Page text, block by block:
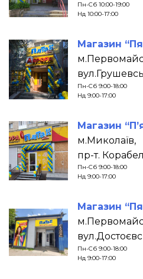
Пн-Сб 10:00-19:00
Нд 10:00-17:00
Магазин
Пн-Сб 9:00-18:00
Нд 9:00-17:00
Магазин
м.Миколаїв,
пр-т.
Пн-Сб 9:00-18:00
Нд 9:00-17:00
Магазин
Пн-Сб 9:00-18:00
Нд 9:00-17:00